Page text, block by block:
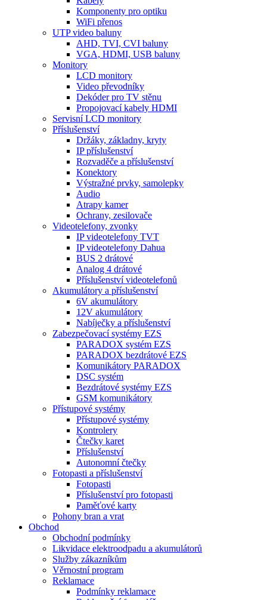
Komponenty pro optiku
WiFi přenos
UTP video baluny
AHD, TVI, CVI baluny
VGA, HDMI, USB baluny
Monitory
LCD monitory
Video převodníky
Dekóder pro TV stěnu
Propojovací kabely HDMI
Servisní LCD monitory
Příslušenství
Držáky, základny, kryty
IP příslušenství
Rozvaděče a příslušenství
Konektory
Výstražné prvky, samolepky
Audio
Atrapy kamer
Ochrany, zesilovače
Videotelefony, zvonky
IP videotelefony TVT
IP videotelefony Dahua
BUS 2 drátové
Analog 4 drátové
Příslušenství videotelefonů
Akumulátory a příslušenství
6V akumulátory
12V akumulátory
Nabíječky a příslušenství
Zabezpečovací systémy EZS
PARADOX systém EZS
PARADOX bezdrátové EZS
Komunikátory PARADOX
DSC systém
Bezdrátové systémy EZS
GSM komunikátory
Přístupové systémy
Přístupové systémy
Kontrolery
Čtečky karet
Příslušenství
Autonomní čtečky
Fotopasti a příslušenství
Fotopasti
Příslušenství pro fotopasti
Paměťové karty
Pohony bran a vrat
Obchod
Obchodní podmínky
Likvidace elektroodpadu a akumulátorů
Služby zákazníkům
Věrnostní program
Reklamace
Podmínky reklamace